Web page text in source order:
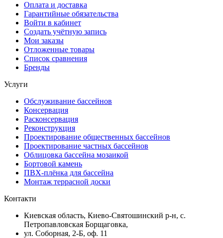
Оплата и доставка
Гарантийные обязательства
Войти в кабинет
Создать учётную запись
Мои заказы
Отложенные товары
Список сравнения
Бренды
Услуги
Обслуживание бассейнов
Консервация
Расконсервация
Реконструкция
Проектирование общественных бассейнов
Проектирование частных бассейнов
Облицовка бассейна мозаикой
Бортовой камень
ПВХ-плёнка для бассейна
Монтаж террасной доски
Контакти
Киевская область, Киево-Святошинский р-н, c.
Петропавловская Борщаговка,
ул. Соборная, 2-Б, оф. 11